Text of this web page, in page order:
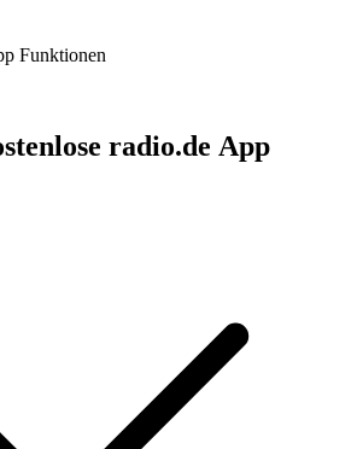
Funktionen
radio.de App